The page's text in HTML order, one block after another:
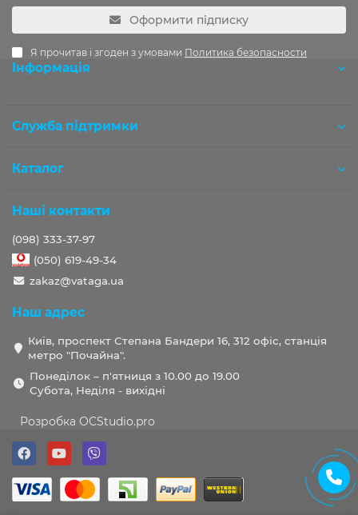
Оформити підписку
Я прочитав і згоден з умовами Политика безопасности
Інформація
Служба підтримки
Каталог
Наші контакти
(098) 333-37-97
(050) 619-49-34
zakaz@vataga.ua
Наш адрес
Київ, проспект Степана Бандери 16, 312 офіс, станція
метро "Почайна".
Понеділок – п'ятниця з 10.00 до 19.00
Субота, Неділя - вихідні
Розробка OCStudio.pro